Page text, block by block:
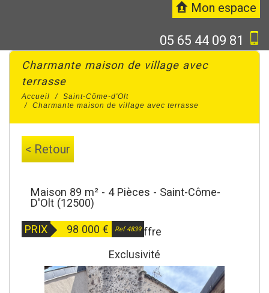
Mon espace
05 65 44 09 81
charmante maison de village avec
terrasse
Accueil
Saint-Côme-d'Olt
Charmante maison de village avec terrasse
< Retour
Maison 89 m² - 4 Pièces - Saint-Côme-
D'Olt (12500)
PRIX 98 000 € Ref 4839
Sous Offre
Exclusivité